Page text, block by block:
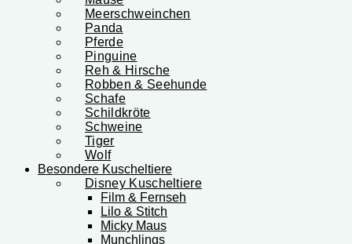
Meerschweinchen
Panda
Pferde
Pinguine
Reh & Hirsche
Robben & Seehunde
Schafe
Schildkröte
Schweine
Tiger
Wolf
Besondere Kuscheltiere
Disney Kuscheltiere
Film & Fernseh
Lilo & Stitch
Micky Maus
Munchlings